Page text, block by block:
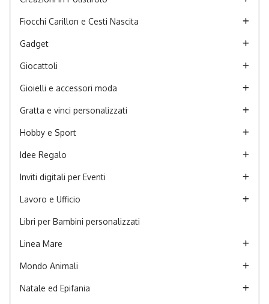
Fiocchi Carillon e Cesti Nascita
Gadget
Giocattoli
Gioielli e accessori moda
Gratta e vinci personalizzati
Hobby e Sport
Idee Regalo
Inviti digitali per Eventi
Lavoro e Ufficio
Libri per Bambini personalizzati
Linea Mare
Mondo Animali
Natale ed Epifania